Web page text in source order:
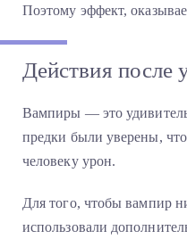
Поэтому эффект,
Действия после
Вампиры — это
предки были уверены,
человеку урон.
Для того, чтобы вампир
использовали